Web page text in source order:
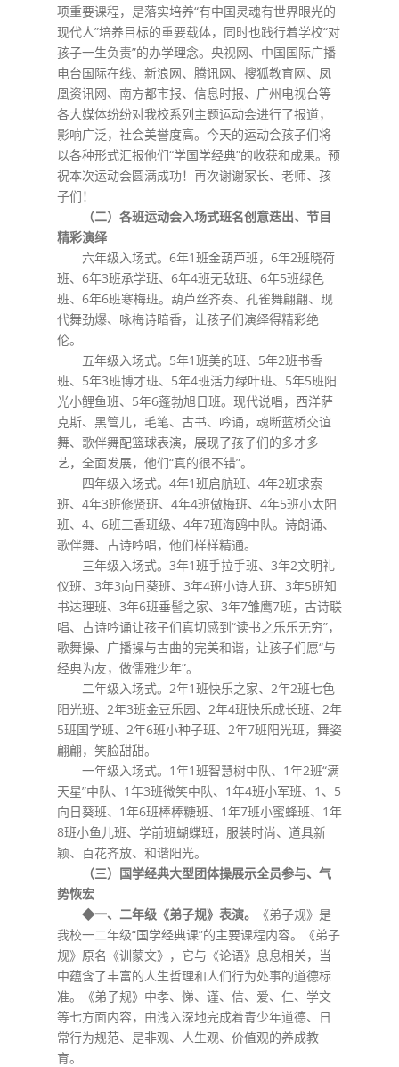
项重要课程，是落实培养“有中国灵魂有世界眼光的
现代人”培养目标的重要载体，同时也践行着学校“对
孩子一生负责”的办学理念。央视网、中国国际广播
电台国际在线、新浪网、腾讯网、搜狐教育网、凤
凰资讯网、南方都市报、信息时报、广州电视台等
各大媒体纷纷对我校系列主题运动会进行了报道，
影响广泛，社会美誉度高。今天的运动会孩子们将
以各种形式汇报他们“学国学经典”的收获和成果。预
祝本次运动会圆满成功！再次谢谢家长、老师、孩
子们！
（二）各班运动会入场式班名创意迭出、节目
精彩演绎
六年级入场式。6年1班金葫芦班，6年2班晓荷
班、6年3班承学班、6年4班无敌班、6年5班绿色
班、6年6班寒梅班。葫芦丝齐奏、孔雀舞翩翩、现
代舞劲爆、咏梅诗暗香，让孩子们演绎得精彩绝
伦。
五年级入场式。5年1班美的班、5年2班书香
班、5年3班博才班、5年4班活力绿叶班、5年5班阳
光小鲤鱼班、5年6蓬勃旭日班。现代说唱，西洋萨
克斯、黑管儿，毛笔、古书、吟诵，魂断蓝桥交谊
舞、歌伴舞配篮球表演，展现了孩子们的多才多
艺，全面发展，他们“真的很不错”。
四年级入场式。4年1班启航班、4年2班求索
班、4年3班修贤班、4年4班傲梅班、4年5班小太阳
班、4、6班三香班级、4年7班海鸥中队。诗朗诵、
歌伴舞、古诗吟唱，他们样样精通。
三年级入场式。3年1班手拉手班、3年2文明礼
仪班、3年3向日葵班、3年4班小诗人班、3年5班知
书达理班、3年6班垂髻之家、3年7雏鹰7班，古诗联
唱、古诗吟诵让孩子们真切感到“读书之乐乐无穷”，
歌舞操、广播操与古曲的完美和谐，让孩子们愿“与
经典为友，做儒雅少年”。
二年级入场式。2年1班快乐之家、2年2班七色
阳光班、2年3班金豆乐园、2年4班快乐成长班、2年
5班国学班、2年6班小种子班、2年7班阳光班，舞姿
翩翩，笑脸甜甜。
一年级入场式。1年1班智慧树中队、1年2班“满
天星”中队、1年3班微笑中队、1年4班小军班、1、5
向日葵班、1年6班棒棒糖班、1年7班小蜜蜂班、1年
8班小鱼儿班、学前班蝴蝶班，服装时尚、道具新
颖、百花齐放、和谐阳光。
（三）国学经典大型团体操展示全员参与、气
势恢宏
◆一、二年级《弟子规》表演。
《弟子规》是
我校一二年级“国学经典课”的主要课程内容。《弟子
规》原名《训蒙文》，它与《论语》息息相关，当
中蕴含了丰富的人生哲理和人们行为处事的道德标
准。《弟子规》中孝、悌、谨、信、爱、仁、学文
等七方面内容，由浅入深地完成着青少年道德、日
常行为规范、是非观、人生观、价值观的养成教
育。